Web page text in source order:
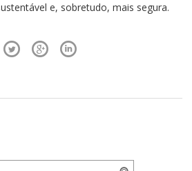
e, sobretudo, mais segura.